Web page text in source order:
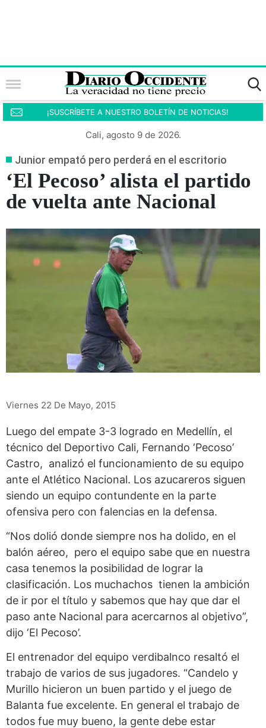
¡SUSCRÍBETE A NUESTRO BOLETÍN DE NOTICIAS!
Cali, agosto 9 de 2026.
Junior empató pero perderá en el escritorio
‘El Pecoso’ alista el partido
de vuelta ante Nacional
Viernes 22 De Mayo, 2015
Luego del empate 3-3 logrado en Medellín, el
técnico del Deportivo Cali, Fernando ‘Pecoso’
Castro, analizó el funcionamiento de su equipo
ante el Atlético Nacional. Los azucareros siguen
siendo un equipo contundente en la parte
ofensiva pero con falencias en la defensa.
“Nos dolió donde siempre nos ha dolido, en el
balón aéreo, pero el equipo sabe que en nuestra
casa tenemos la posibilidad de lograr la
clasificación. Los muchachos tienen la ambición
de ir por el título y sabemos que hay que dar el
paso ante Nacional para acercarnos al objetivo”,
dijo ‘El Pecoso’.
El entrenador del equipo verdibalnco resaltó el
trabajo de varios de sus jugadores. “Candelo y
Murillo hicieron un buen partido y el juego de
Balanta fue excelente. En general el trabajo de
todos fue muy bueno, la gente debe estar